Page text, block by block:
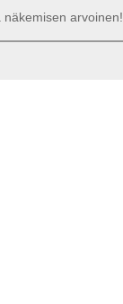
näkemisen arvoinen!